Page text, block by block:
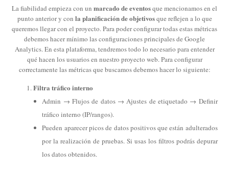
La fiabilidad empieza con un marcado de eventosque mencionamos en el
punto anterior y con la planificación de objetivosque reflejen a lo que
queremos llegar con el proyecto. Para poder configurar todas estas métricas
debemos hacer mínimo las configuraciones principales de Google
Analytics. En esta plataforma, tendremos todo lo necesario para entender
qué hacen los usuarios en nuestro proyecto web. Para configurar
correctamente las métricas que buscamos debemos hacer lo siguiente:
Filtra tráfico interno
Admin → Flujos de datos → Ajustes de etiquetado → Definir
tráfico interno (IP/rangos).
Pueden aparecer picos de datos positivos que están adulterados
por la realización de pruebas. Si usas los filtros podrás depurar
los datos obtenidos.